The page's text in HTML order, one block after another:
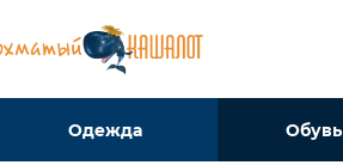
Одежда Обувь